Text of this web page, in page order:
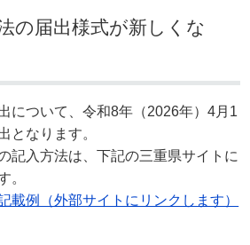
の届出様式が新しくな
について、令和8年（2026年）4月1
となります。
記入方法は、下記の三重県サイトに
。
載例（外部サイトにリンクします）